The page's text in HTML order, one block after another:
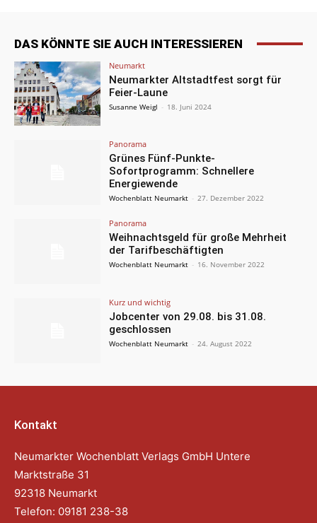
DAS KÖNNTE SIE AUCH INTERESSIEREN
Neumarkt
Neumarkter Altstadtfest sorgt für
Feier-Laune
Susanne Weigl - 18. Juni 2024
Panorama
Grünes Fünf-Punkte-
Sofortprogramm: Schnellere
Energiewende
Wochenblatt Neumarkt - 27. Dezember 2022
Panorama
Weihnachtsgeld für große Mehrheit
der Tarifbeschäftigten
Wochenblatt Neumarkt - 16. November 2022
Kurz und wichtig
Jobcenter von 29.08. bis 31.08.
geschlossen
Wochenblatt Neumarkt - 24. August 2022
Kontakt
Neumarkter Wochenblatt Verlags GmbH Untere
Marktstraße 31
92318 Neumarkt
Telefon: 09181 238-38